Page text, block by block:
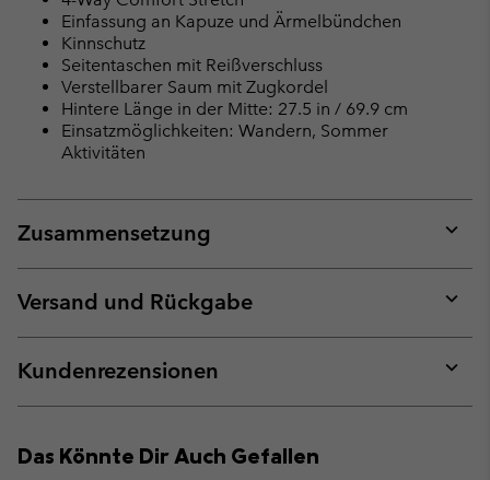
Einfassung an Kapuze und Ärmelbündchen
Kinnschutz
Seitentaschen mit Reißverschluss
Verstellbarer Saum mit Zugkordel
Hintere Länge in der Mitte: 27.5 in / 69.9 cm
Einsatzmöglichkeiten: Wandern, Sommer
Aktivitäten
Zusammensetzung
or
Versand und Rückgabe
or
Kundenrezensionen
or
Das Könnte Dir Auch Gefallen